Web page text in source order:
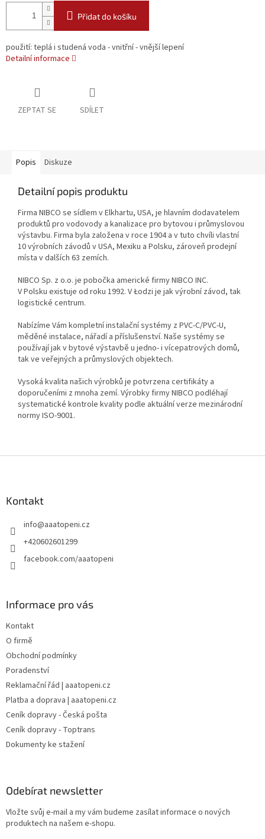
Přidat do košíku
použití: teplá i studená voda - vnitřní - vnější lepení
Detailní informace
ZEPTAT SE SDÍLET
Popis Diskuze
Detailní popis produktu
Firma NIBCO se sídlem v Elkhartu, USA, je hlavním dodavatelem
produktů pro vodovody a kanalizace pro bytovou i průmyslovou
výstavbu. Firma byla založena v roce 1904 a v tuto chvíli vlastní
10 výrobních závodů v USA, Mexiku a Polsku, zároveň prodejní
místa v dalších 63 zemích.
NIBCO Sp. z o.o. je pobočka americké firmy NIBCO INC.
V Polsku existuje od roku 1992. V Łodzi je jak výrobní závod, tak
logistické centrum.
Nabízíme Vám kompletní instalační systémy z PVC-C/PVC-U,
měděné instalace, nářadí a příslušenství. Naše systémy se
používají jak v bytové výstavbě u jedno- i vícepatrových domů,
tak ve veřejných a průmyslových objektech.
Vysoká kvalita našich výrobků je potvrzena certifikáty a
doporučeními z mnoha zemí. Výrobky firmy NIBCO podléhají
systematické kontrole kvality podle aktuální verze mezinárodní
normy ISO-9001.
Kontakt
info@aaatopeni.cz
+420602601299
facebook.com/aaatopeni
Informace pro vás
Kontakt
O firmě
Obchodní podmínky
Poradenství
Reklamační řád | aaatopeni.cz
Platba a doprava | aaatopeni.cz
Ceník dopravy - Česká pošta
Ceník dopravy - Toptrans
Dokumenty ke stažení
Odebírat newsletter
Vložte svůj e-mail a my vám budeme zasílat informace o nových
produktech na našem e-shopu.